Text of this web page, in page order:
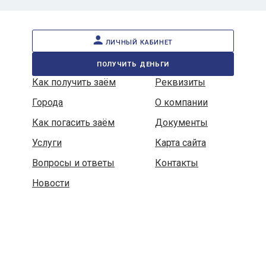
личный кабинет
получить деньги
Как получить заём
Реквизиты
Города
О компании
Как погасить заём
Документы
Услуги
Карта сайта
Вопросы и ответы
Контакты
Новости